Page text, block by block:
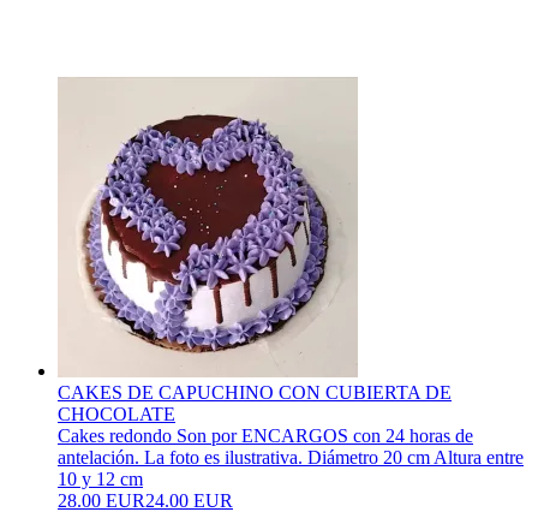
CAKES DE CAPUCHINO CON CUBIERTA DE
CHOCOLATE
Cakes redondo Son por ENCARGOS con 24 horas de
antelación. La foto es ilustrativa. Diámetro 20 cm Altura entre
10 y 12 cm
28.00 EUR24.00 EUR